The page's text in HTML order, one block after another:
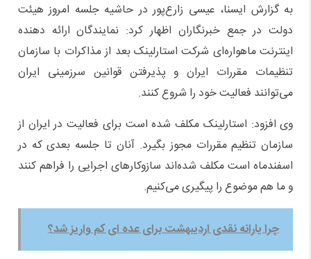
به گزارش ایسنا، عیسی زارع‌پور در حاشیه جلسه امروز هیئت
دولت در جمع خبرنگاران اظهار کرد: نمایندگان ارائه دهنده
اینترنت ماهواره‌ای شرکت استارلینک بعد از مذاکرات با سازمان
تنظیمات مقررات ایران و پذیرفتن قوانین سرزمینی ایران
می‌توانند فعالیت خود را شروع کنند.
وی افزود: استارلینک مکلف شده است برای فعالیت در ایران از
سازمان تنظیم مقررات مجوز بگیرد. آنان تا جلسه بعدی که در
اسفندماه است مکلف شده‌اند سازوکار‌های اجرایی را فراهم کنند
و ما هم موضوع را پیگیری می‌کنیم.
چرا یارانه نقدی اردیبهشت برای عده ای کم واریز شد؟